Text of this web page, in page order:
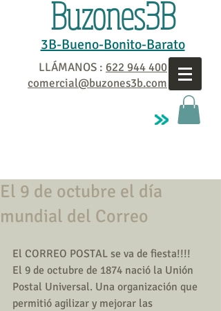
Buzones3B
3B-Bueno-Bonito-Barato
LLÁMANOS : 622 944 400
comercial@buzones3b.com
El 9 de octubre el día
mundial del Correo
El CORREO POSTAL se va de fiesta!!!!
El 9 de octubre de 1874 nació la Unión
Postal Universal. Una organización que
permitió agilizar y mejorar las